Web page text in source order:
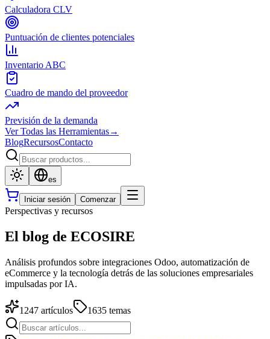
Calculadora CLV
Puntuación de clientes potenciales
Inventario ABC
Cuadro de mando del proveedor
Previsión de la demanda
Ver Todas las Herramientas→
BlogRecursosContacto
es
Iniciar sesión Comenzar
Perspectivas y recursos
El blog de ECOSIRE
Análisis profundos sobre integraciones Odoo, automatización de
eCommerce y la tecnología detrás de las soluciones empresariales
impulsadas por IA.
1247 artículos 1635 temas